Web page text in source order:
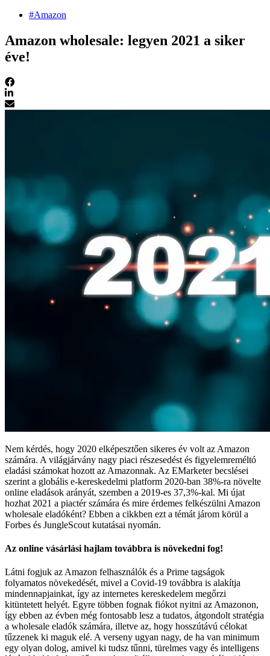
#Amazon
Amazon wholesale: legyen 2021 a siker
éve!
Nem kérdés, hogy 2020 elképesztően sikeres év volt az Amazon
számára. A világjárvány nagy piaci részesedést és figyelemreméltó
eladási számokat hozott az Amazonnak. Az EMarketer becslései
szerint a globális e-kereskedelmi platform 2020-ban 38%-ra növelte
online eladások arányát, szemben a 2019-es 37,3%-kal. Mi újat
hozhat 2021 a piactér számára és mire érdemes felkészülni Amazon
wholesale eladóként? Ebben a cikkben ezt a témát járom körül a
Forbes és JungleScout kutatásai nyomán.
Az online vásárlási hajlam továbbra is növekedni fog!
Látni fogjuk az Amazon felhasználók és a Prime tagságok
folyamatos növekedését, mivel a Covid-19 továbbra is alakítja
mindennapjainkat, így az internetes kereskedelem megőrzi
kitüntetett helyét. Egyre többen fognak fiókot nyitni az Amazonon,
így ebben az évben még fontosabb lesz a tudatos, átgondolt stratégia
a wholesale eladók számára, illetve az, hogy hosszútávú célokat
tűzzenek ki maguk elé. A verseny ugyan nagy, de ha van minimum
egy olyan dolog, amivel ki tudsz tűnni, türelmes vagy és intelligens